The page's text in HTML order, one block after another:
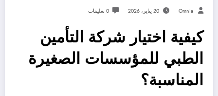
Omnia 20 يناير، 2026 0 تعليقات
كيفية اختيار شركة التأمين
الطبي للمؤسسات الصغيرة
المناسبة؟